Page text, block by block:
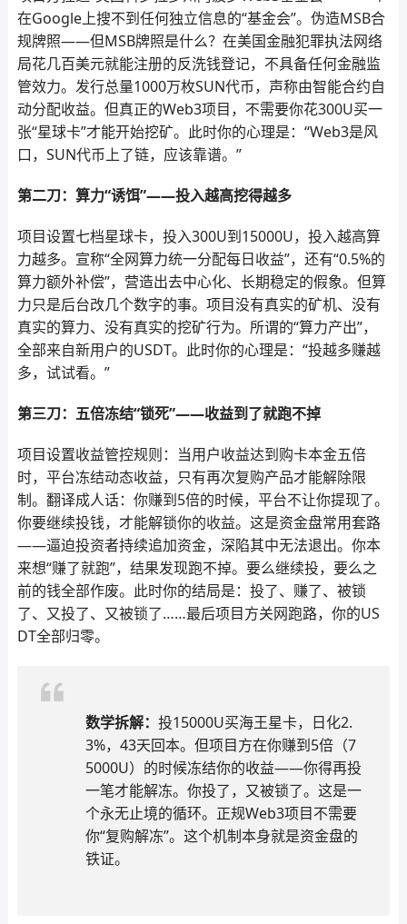
在Google上搜不到任何独立信息的“基金会”。伪造MSB合
规牌照——但MSB牌照是什么？在美国金融犯罪执法网络
局花几百美元就能注册的反洗钱登记，不具备任何金融监
管效力。发行总量1000万枚SUN代币，声称由智能合约自
动分配收益。但真正的Web3项目，不需要你花300U买一
张“星球卡”才能开始挖矿。此时你的心理是：“Web3是风
口，SUN代币上了链，应该靠谱。”
第二刀：算力“诱饵”——投入越高挖得越多
项目设置七档星球卡，投入300U到15000U，投入越高算
力越多。宣称“全网算力统一分配每日收益”，还有“0.5%的
算力额外补偿”，营造出去中心化、长期稳定的假象。但算
力只是后台改几个数字的事。项目没有真实的矿机、没有
真实的算力、没有真实的挖矿行为。所谓的“算力产出”，
全部来自新用户的USDT。此时你的心理是：“投越多赚越
多，试试看。”
第三刀：五倍冻结“锁死”——收益到了就跑不掉
项目设置收益管控规则：当用户收益达到购卡本金五倍
时，平台冻结动态收益，只有再次复购产品才能解除限
制。翻译成人话：你赚到5倍的时候，平台不让你提现了。
你要继续投钱，才能解锁你的收益。这是资金盘常用套路
——逼迫投资者持续追加资金，深陷其中无法退出。你本
来想“赚了就跑”，结果发现跑不掉。要么继续投，要么之
前的钱全部作废。此时你的结局是：投了、赚了、被锁
了、又投了、又被锁了……最后项目方关网跑路，你的US
DT全部归零。
数学拆解： 投15000U买海王星卡，日化2.
3%，43天回本。但项目方在你赚到5倍（7
5000U）的时候冻结你的收益——你得再投
一笔才能解冻。你投了，又被锁了。这是一
个永无止境的循环。正规Web3项目不需要
你“复购解冻”。这个机制本身就是资金盘的
铁证。